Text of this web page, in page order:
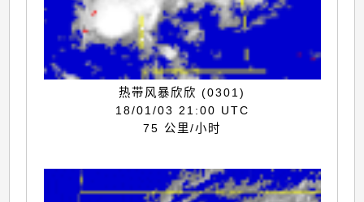
热带风暴欣欣 (0301)
18/01/03 21:00 UTC
75 公里/小时